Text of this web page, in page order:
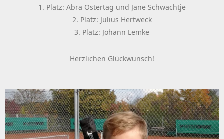
1. Platz: Abra Ostertag und Jane Schwachtje
2. Platz: Julius Hertweck
3. Platz: Johann Lemke
Herzlichen Glückwunsch!